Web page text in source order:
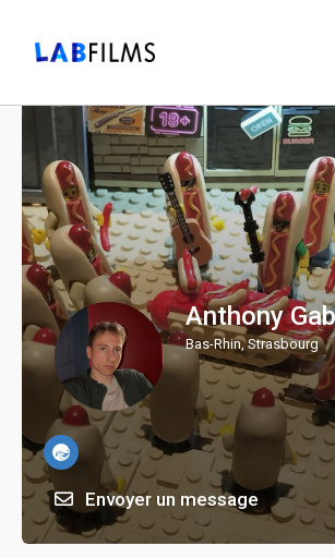
Anthony
Bas-Rhin, Strasbourg
Envoyer un message